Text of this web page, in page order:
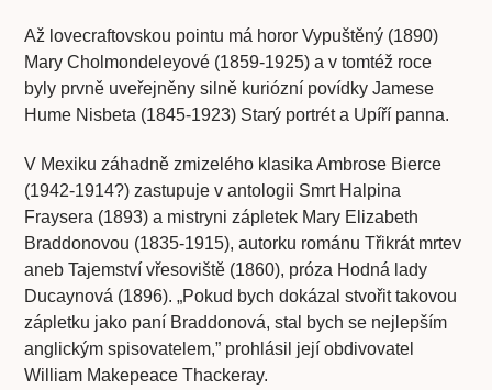
Až lovecraftovskou pointu má horor Vypuštěný (1890)
Mary Cholmondeleyové (1859-1925) a v tomtéž roce
byly prvně uveřejněny silně kuriózní povídky Jamese
Hume Nisbeta (1845-1923) Starý portrét a Upíří panna.
V Mexiku záhadně zmizelého klasika Ambrose Bierce
(1942-1914?) zastupuje v antologii Smrt Halpina
Fraysera (1893) a mistryni zápletek Mary Elizabeth
Braddonovou (1835-1915), autorku románu Třikrát mrtev
aneb Tajemství vřesoviště (1860), próza Hodná lady
Ducaynová (1896). „Pokud bych dokázal stvořit takovou
zápletku jako paní Braddonová, stal bych se nejlepším
anglickým spisovatelem,” prohlásil její obdivovatel
William Makepeace Thackeray.